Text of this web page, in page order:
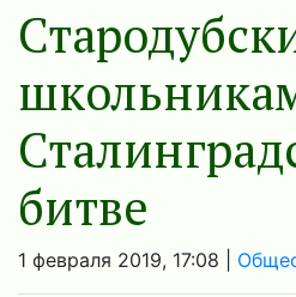
битве
1 февраля 2019, 17:08 |